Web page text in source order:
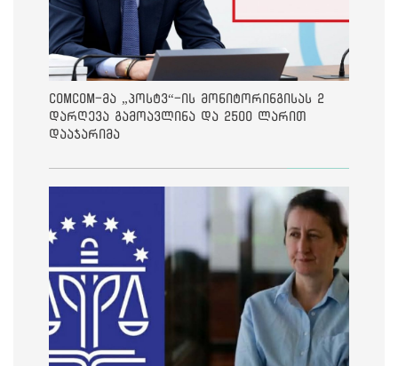
ComCom-მა „პოსტვ“-ის მონიტორინგისას 2
დარღევა გამოავლინა და 2500 ლარით
დააჯარიმა